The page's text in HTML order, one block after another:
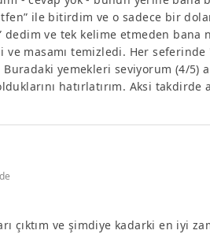
ile bitirdim ve o sadece bir
ve tek kelime etmeden bana
ve masamı temizledi. Her
yemekleri seviyorum (4/5)
hatırlatırım. Aksi takdirde
çıktım ve şimdiye kadarki en iyi